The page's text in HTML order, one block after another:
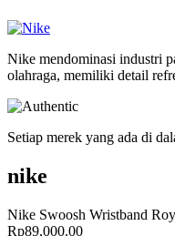
Nike mendominasi industri
olahraga, memiliki detail
Setiap merek yang ada di
nike
Nike Swoosh Wristband
Rp89,000.00